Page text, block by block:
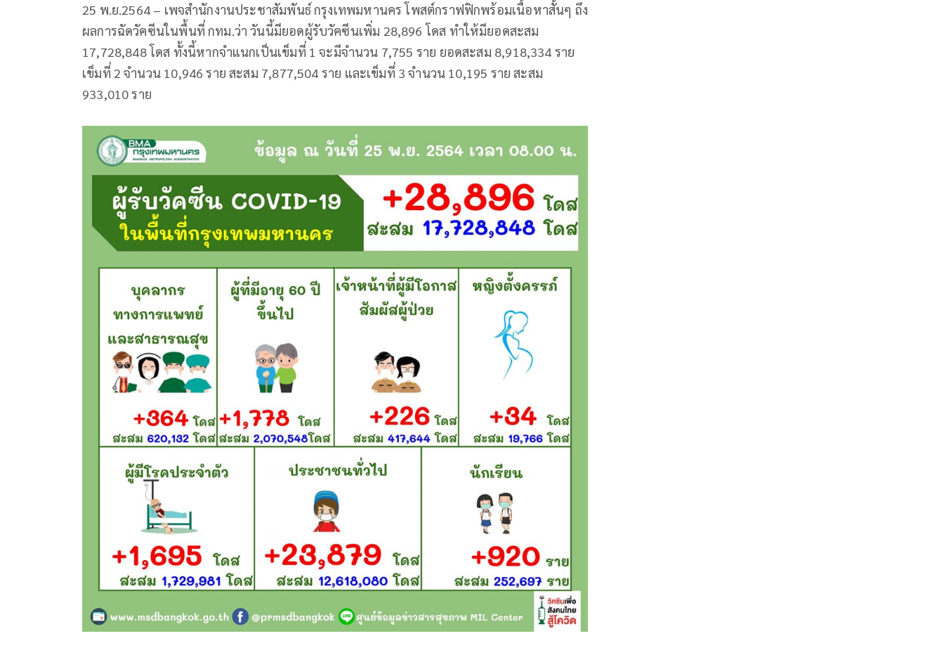
25 พ.ย.2564 – เพจสำนักงานประชาสัมพันธ์ กรุงเทพมหานคร โพสต์กราฟฟิกพร้อมเนื้อหาสั้นๆ ถึง
ผลการฉัดวัคซีนในพื้นที่ กทม.ว่า วันนี้มียอดผู้รับวัคซีนเพิ่ม 28,896 โดส ทำให้มียอดสะสม
17,728,848 โดส ทั้งนี้หากจำแนกเป็นเข็มที่ 1 จะมีจำนวน 7,755 ราย ยอดสะสม 8,918,334 ราย
เข็มที่ 2 จำนวน 10,946 ราย สะสม 7,877,504 ราย และเข็มที่ 3 จำนวน 10,195 ราย สะสม
933,010 ราย